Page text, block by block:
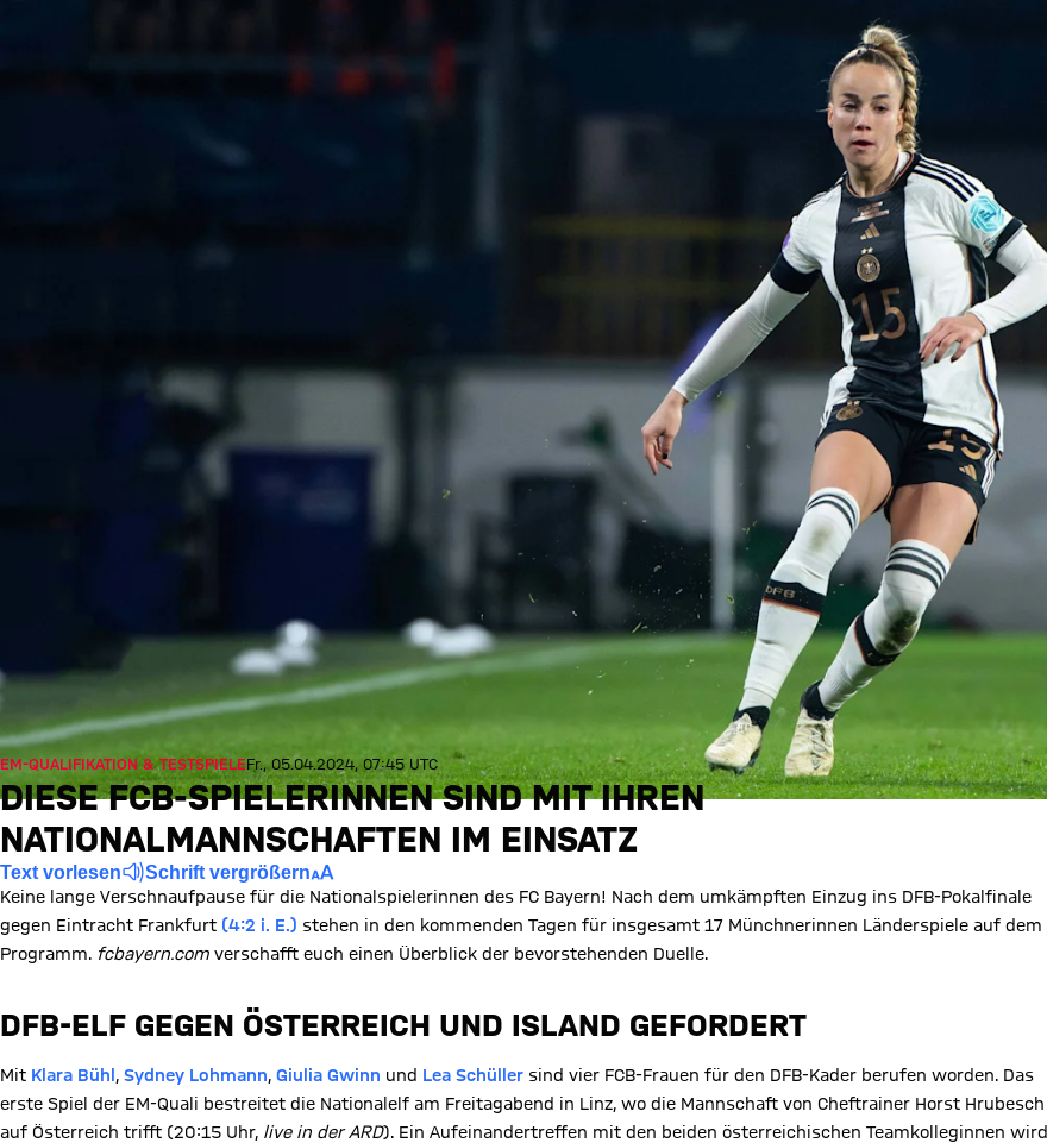
EM-QUALIFIKATION & TESTSPIELEFr., 05.04.2024, 07:45 UTC
DIESE FCB-SPIELERINNEN SIND MIT IHREN
NATIONALMANNSCHAFTEN IM EINSATZ
Text vorlesen Schrift vergrößern
Keine lange Verschnaufpause für die Nationalspielerinnen des FC Bayern! Nach dem umkämpften Einzug ins DFB-Pokalfinale
gegen Eintracht Frankfurt (4:2 i. E.) stehen in den kommenden Tagen für insgesamt 17 Münchnerinnen Länderspiele auf dem
Programm. fcbayern.com verschafft euch einen Überblick der bevorstehenden Duelle.
DFB-ELF GEGEN ÖSTERREICH UND ISLAND GEFORDERT
Mit Klara Bühl , Sydney Lohmann, Giulia Gwinn und Lea Schüller sind vier FCB-Frauen für den DFB-Kader berufen worden. Das
erste Spiel der EM-Quali bestreitet die Nationalelf am Freitagabend in Linz, wo die Mannschaft von Cheftrainer Horst Hrubesch
auf Österreich trifft (20:15 Uhr, live in der ARD). Ein Aufeinandertreffen mit den beiden österreichischen Teamkolleginnen wird